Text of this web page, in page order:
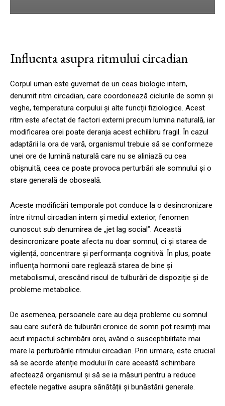
Influenta asupra ritmului circadian
Corpul uman este guvernat de un ceas biologic intern,
denumit ritm circadian, care coordonează ciclurile de somn și
veghe, temperatura corpului și alte funcții fiziologice. Acest
ritm este afectat de factori externi precum lumina naturală, iar
modificarea orei poate deranja acest echilibru fragil. În cazul
adaptării la ora de vară, organismul trebuie să se conformeze
unei ore de lumină naturală care nu se aliniază cu cea
obișnuită, ceea ce poate provoca perturbări ale somnului și o
stare generală de oboseală.
Aceste modificări temporale pot conduce la o desincronizare
între ritmul circadian intern și mediul exterior, fenomen
cunoscut sub denumirea de „jet lag social”. Această
desincronizare poate afecta nu doar somnul, ci și starea de
vigilență, concentrare și performanța cognitivă. În plus, poate
influența hormonii care reglează starea de bine și
metabolismul, crescând riscul de tulburări de dispoziție și de
probleme metabolice.
De asemenea, persoanele care au deja probleme cu somnul
sau care suferă de tulburări cronice de somn pot resimți mai
acut impactul schimbării orei, având o susceptibilitate mai
mare la perturbările ritmului circadian. Prin urmare, este crucial
să se acorde atenție modului în care această schimbare
afectează organismul și să se ia măsuri pentru a reduce
efectele negative asupra sănătății și bunăstării generale.